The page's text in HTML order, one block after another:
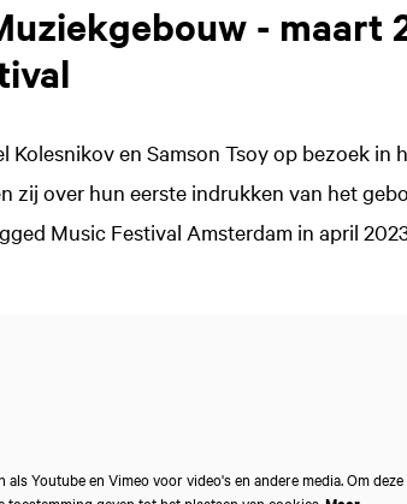
- maart
Kolesnikov en Samson Tsoy op bezoek in
zij over hun eerste indrukken van het
Music Festival Amsterdam in april
Youtube en Vimeo voor video's en andere media. Om deze